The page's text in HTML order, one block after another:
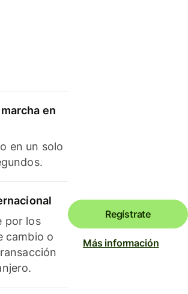
en
en un solo
por los
cambio o
Regístrate
Más información